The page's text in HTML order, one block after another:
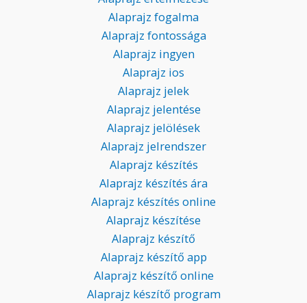
Alaprajz fogalma
Alaprajz fontossága
Alaprajz ingyen
Alaprajz ios
Alaprajz jelek
Alaprajz jelentése
Alaprajz jelölések
Alaprajz jelrendszer
Alaprajz készítés
Alaprajz készítés ára
Alaprajz készítés online
Alaprajz készítése
Alaprajz készítő
Alaprajz készítő app
Alaprajz készítő online
Alaprajz készítő program